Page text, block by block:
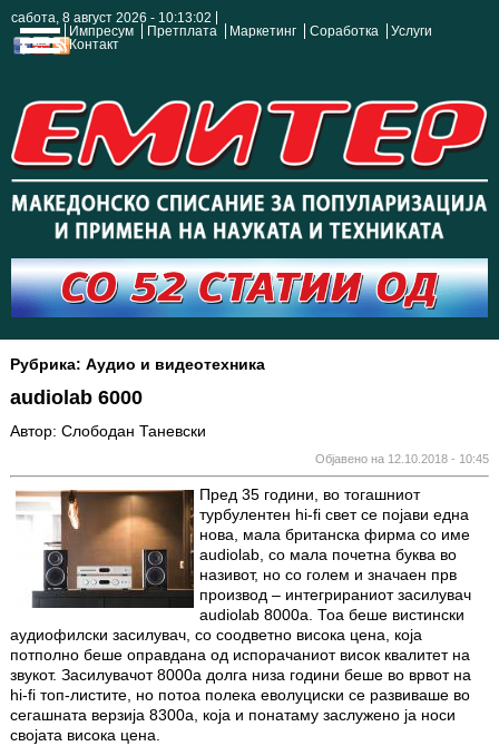
сабота, 8 август 2026 - 10:13:02
Импресум
Претплата Маркетинг Соработка
Услуги
Контакт
Рубрика: Аудио и видеотехника
audiolab 6000
Автор: Слободан Таневски
Објавено на 12.10.2018 - 10:45
Пред 35 години, во тогашниот
турбулентен hi-fi свет се појави една
нова, мала британска фирма со име
audiolab, со мала почетна буква во
називот, но со голем и значаен прв
производ – интегрираниот засилувач
audiolab 8000a. Тоа беше вистински
аудиофилски засилувач, со соодветно висока цена, која
потполно беше оправдана од испорачаниот висок квалитет на
звукот. Засилувачот 8000a долгa низa години беше во врвот на
hi-fi топ-листите, но потоа полека еволуциски се развиваше во
сегашната верзија 8300а, која и понатаму заслужено ја носи
својата висока цена.